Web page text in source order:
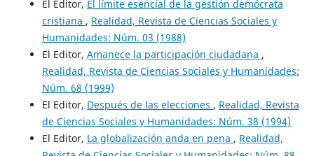
El Editor, El límite esencial de la gestión demócrata
cristiana , Realidad, Revista de Ciencias Sociales y
Humanidades: Núm. 03 (1988)
El Editor, Amanece la participación ciudadana ,
Realidad, Revista de Ciencias Sociales y Humanidades:
Núm. 68 (1999)
El Editor, Después de las elecciones , Realidad, Revista
de Ciencias Sociales y Humanidades: Núm. 38 (1994)
El Editor, La globalización anda en pena , Realidad,